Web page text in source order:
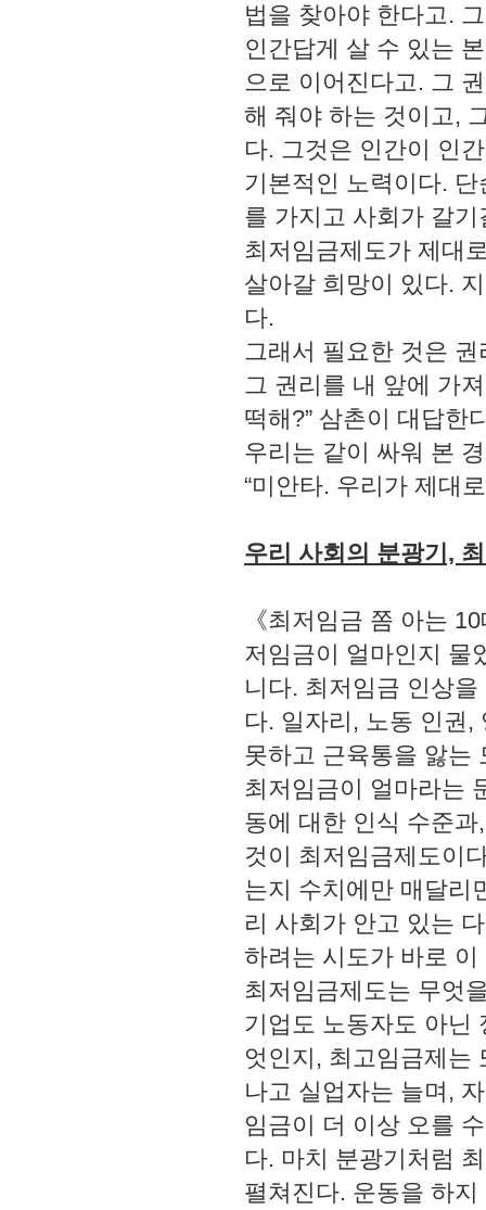
법을 찾아야 한다고.
인간답게 살 수 있는
으로 이어진다고. 그
해 줘야 하는 것이고,
다. 그것은 인간이 인
기본적인 노력이다.
를 가지고 사회가 갈
최저임금제도가 제대
살아갈 희망이 있다.
다.
그래서 필요한 것은
그 권리를 내 앞에 가
떡해?” 삼촌이 대답한
우리는 같이 싸워 본
“미안타. 우리가 제대
우리 사회의 분광기,
《최저임금 쫌 아는
저임금이 얼마인지 물
니다. 최저임금 인상
다. 일자리, 노동 인권
못하고 근육통을 앓는
최저임금이 얼마라는
동에 대한 인식 수준
것이 최저임금제도이
는지 수치에만 매달리
리 사회가 안고 있는
하려는 시도가 바로
최저임금제도는 무엇
기업도 노동자도 아닌
엇인지, 최고임금제는
나고 실업자는 늘며,
임금이 더 이상 오를
다. 마치 분광기처럼
펼쳐진다. 운동을 하